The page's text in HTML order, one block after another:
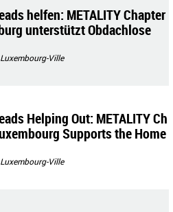
helfen: METALITY Chapter
unterstützt Obdachlose
Luxembourg-Ville
Helping Out: METALITY Ch
Supports the Home
Luxembourg-Ville